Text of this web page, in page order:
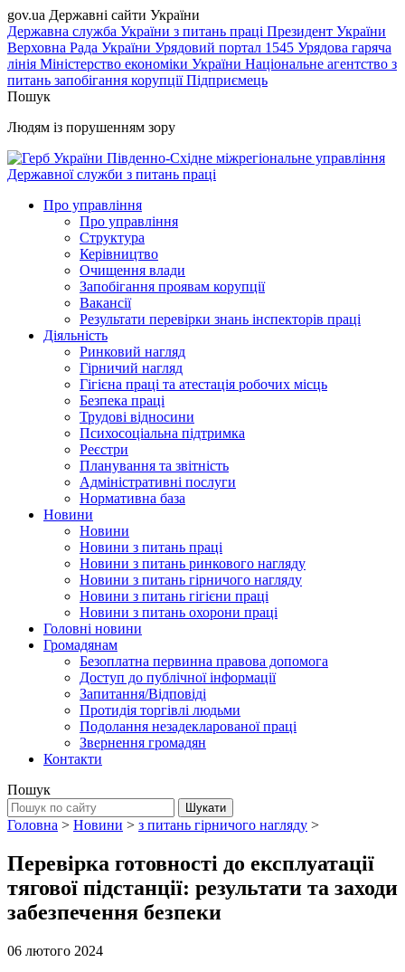
gov.ua Державні сайти України
Державна служба України з питань праці Президент України
Верховна Рада України Урядовий портал 1545 Урядова гаряча
лінія Міністерство економіки України Національне агентство з
питань запобігання корупціїПідприємець
Пошук
Людям із порушенням зору
Південно-Східне міжрегіональне управління
Державної служби з питань праці
Про управління
Про управління
Структура
Керівництво
Очищення влади
Запобігання проявам корупції
Вакансії
Результати перевірки знань інспекторів праці
Діяльність
Ринковий нагляд
Гірничий нагляд
Гігієна праці та атестація робочих місць
Безпека праці
Трудові відносини
Психосоціальна підтримка
Реєстри
Планування та звітність
Адміністративні послуги
Нормативна база
Новини
Новини
Новини з питань праці
Новини з питань ринкового нагляду
Новини з питань гірничого нагляду
Новини з питань гігієни праці
Новини з питань охорони праці
Головні новини
Громадянам
Безоплатна первинна правова допомога
Доступ до публічної інформації
Запитання/Відповіді
Протидія торгівлі людьми
Подолання незадекларованої праці
Звернення громадян
Контакти
Пошук
Головна > Новини > з питань гірничого нагляду >
Перевірка готовності до експлуатації
тягової підстанції: результати та заходи
забезпечення безпеки
06 лютого 2024